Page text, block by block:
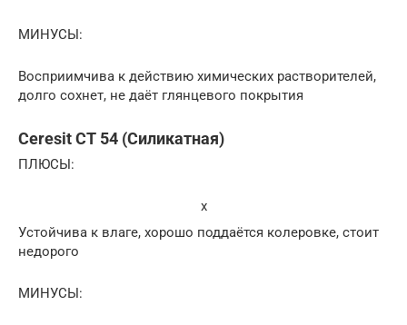
МИНУСЫ:
Восприимчива к действию химических растворителей,
долго сохнет, не даёт глянцевого покрытия
Ceresit CT 54 (Силикатная)
ПЛЮСЫ:
x
Устойчива к влаге, хорошо поддаётся колеровке, стоит
недорого
МИНУСЫ: